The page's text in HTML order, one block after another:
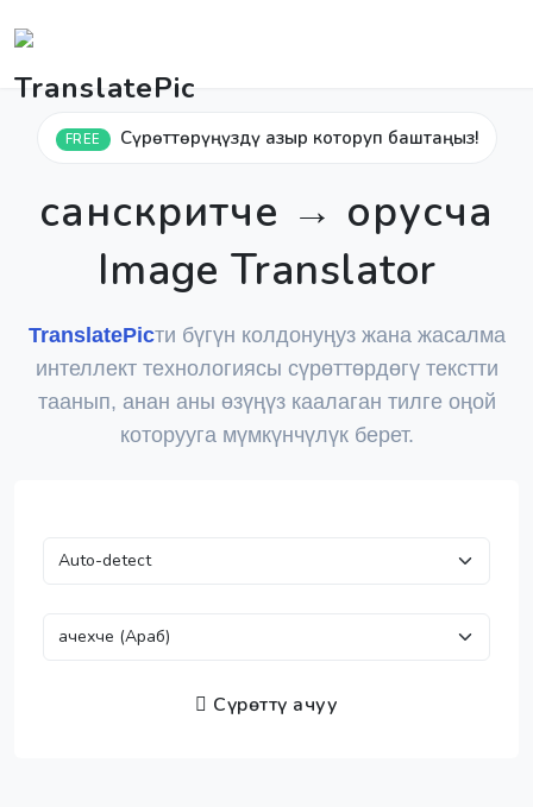
FREE Сүрөттөрүңүздү азыр которуп баштаңыз!
санскритче → орусча
Image Translator
TranslatePicти бүгүн колдонуңуз жана жасалма
интеллект технологиясы сүрөттөрдөгү текстти
таанып, анан аны өзүңүз каалаган тилге оңой
которууга мүмкүнчүлүк берет.
Сүрөттү ачуу